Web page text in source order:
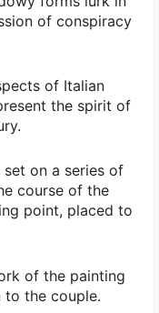
of conspiracy
of Italian
the spirit of
on a series of
course of the
point, placed to
of the painting
to the couple.